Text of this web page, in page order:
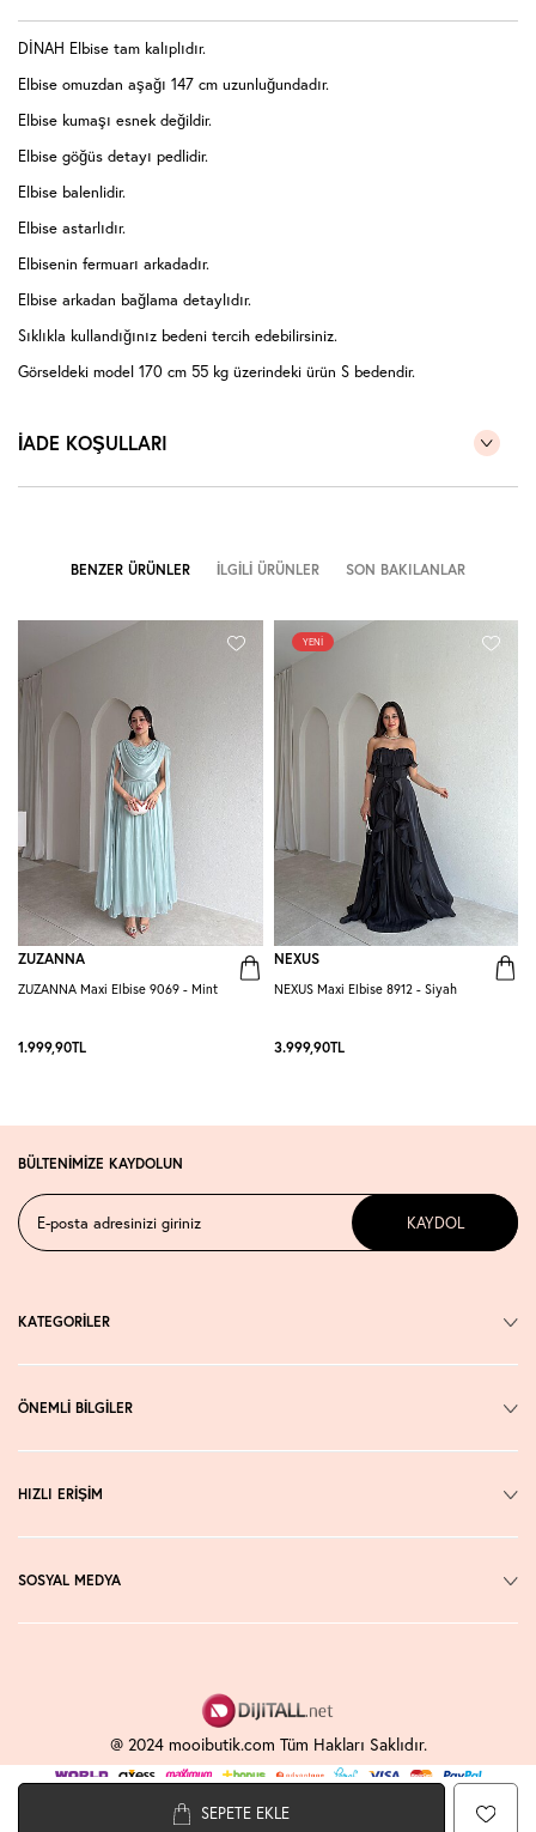
SEPETE EKLE
DİNAH Elbise tam kalıplıdır.
Elbise omuzdan aşağı 147 cm uzunluğundadır.
Elbise kumaşı esnek değildir.
Elbise göğüs detayı pedlidir.
Elbise balenlidir.
Elbise astarlıdır.
Elbisenin fermuarı arkadadır.
Elbise arkadan bağlama detaylıdır.
Sıklıkla kullandığınız bedeni tercih edebilirsiniz.
Görseldeki model 170 cm 55 kg üzerindeki ürün S bedendir.
İADE KOŞULLARI
BENZER ÜRÜNLER İLGILI ÜRÜNLER SON BAKILANLAR
ZUZANNA
ZUZANNA Maxi Elbise 9069 - Mint
1.999,90TL
YENI
NEXUS
NEXUS Maxi Elbise 8912 - Siyah
3.999,90TL
BÜLTENİMİZE KAYDOLUN
KAYDOL
KATEGORİLER
ÖNEMLİ BİLGİLER
HIZLI ERİŞİM
SOSYAL MEDYA
@ 2024 mooibutik.com Tüm Hakları Saklıdır.
-SoftE-Ticaret